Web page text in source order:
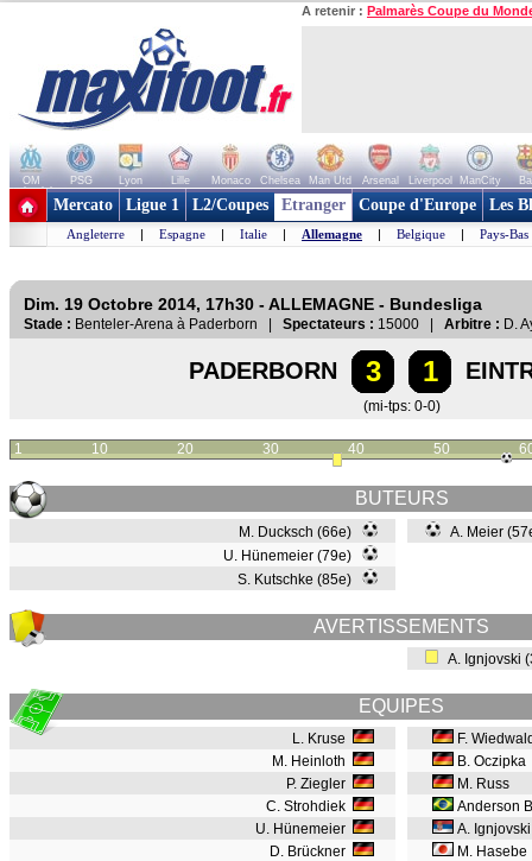
A retenir : Palmarès Coupe du
OM PSG Lyon Lille Monaco Chelsea Man Utd Arsenal Liverpool ManCity
+ de clubs
Mercato Ligue 1 L2/Coupes Etranger Coupe d'Europe Les
Angleterre | Espagne | Italie | Allemagne | Belgique | Pays-Bas
Dim. 19 Octobre 2014, 17h30 - ALLEMAGNE - Bundesliga
Stade : Benteler-Arena à Paderborn | Spectateurs : 15000 | Arbitre : D.
PADERBORN 3 1
(mi-tps: 0-0)
1 10 20 30 40 50
BUTEURS
M. Ducksch (66e)
U. Hünemeier (79e)
S. Kutschke (85e)
A. Meier
AVERTISSEMENTS
A. Ignjovski
EQUIPES
L. Kruse
M. Heinloth
P. Ziegler
C. Strohdiek
U. Hünemeier
D. Brückner
F.
B. Oczipka
M. Russ
Anderson
A.
M. Hasebe